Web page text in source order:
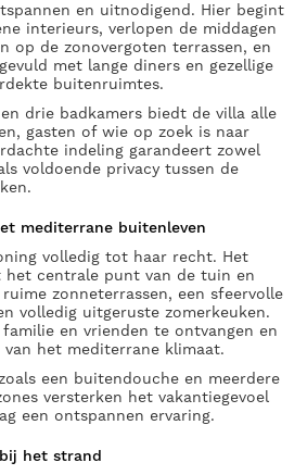
en uitnodigend. Hier begint
interieurs, verlopen de middagen
op de zonovergoten terrassen, en
met lange diners en gezellige
buitenruimtes.
drie badkamers biedt de villa alle
gasten of wie op zoek is naar
indeling garandeert zowel
voldoende privacy tussen de
mediterrane buitenleven
volledig tot haar recht. Het
het centrale punt van de tuin en
zonneterrassen, een sfeervolle
volledig uitgeruste zomerkeuken.
en vrienden te ontvangen en
het mediterrane klimaat.
een buitendouche en meerdere
versterken het vakantiegevoel
een ontspannen ervaring.
het strand